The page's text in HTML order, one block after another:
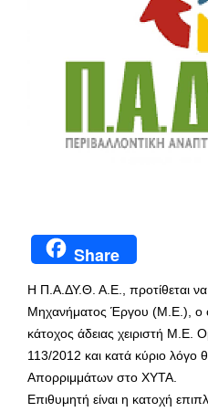
Share
Η Π.Α.ΔΥ.Θ. Α.Ε., προτίθεται να
Μηχανήματος Έργου (Μ.Ε.), ο
κάτοχος άδειας χειριστή Μ.Ε.
113/2012 και κατά κύριο λόγο
Απορριμμάτων στο ΧΥΤΑ.
Επιθυμητή είναι η κατοχή